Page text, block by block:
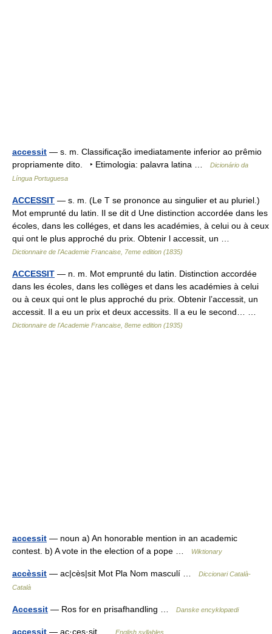
accessit — s. m. Classificação imediatamente inferior ao prêmio
propriamente dito. ‣ Etimologia: palavra latina …
Dicionário da
Língua Portuguesa
ACCESSIT — s. m. (Le T se prononce au singulier et au pluriel.)
Mot emprunté du latin. Il se dit d Une distinction accordée dans les
écoles, dans les colléges, et dans les académies, à celui ou à ceux
qui ont le plus approché du prix. Obtenir l accessit, un …
Dictionnaire de l'Academie Francaise, 7eme edition (1835)
ACCESSIT — n. m. Mot emprunté du latin. Distinction accordée
dans les écoles, dans les collèges et dans les académies à celui
ou à ceux qui ont le plus approché du prix. Obtenir l’accessit, un
accessit. Il a eu un prix et deux accessits. Il a eu le second… …
Dictionnaire de l'Academie Francaise, 8eme edition (1935)
accessit — noun a) An honorable mention in an academic
contest. b) A vote in the election of a pope …
Wiktionary
accèssit — ac|cès|sit Mot Pla Nom masculí …
Diccionari Català-
Català
Accessit — Ros for en prisafhandling … Danske encyklopædi
accessit — ac·ces·sit … English syllables